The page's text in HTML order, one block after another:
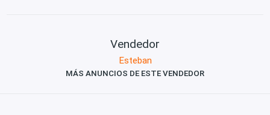
Vendedor
Esteban
MÁS ANUNCIOS DE ESTE VENDEDOR